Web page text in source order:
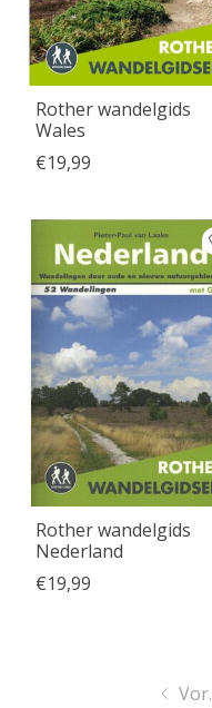
Rother wandelgids
Wales
€19,99
Rother wandelgids
Nederland
€19,99
Vor.